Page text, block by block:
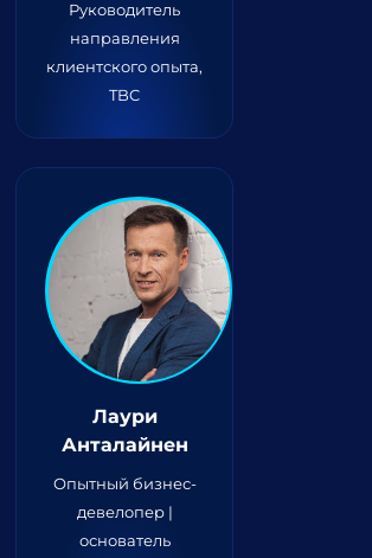
Руководитель
направления
клиентского опыта,
TBC
Лаури
Анталайнен
Опытный бизнес-
девелопер |
основатель